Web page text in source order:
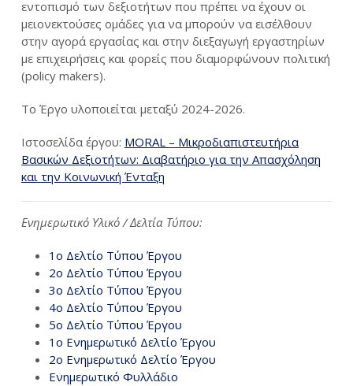
εντοπισμό των δεξιοτήτων που πρέπει να έχουν οι
μειονεκτούσες ομάδες για να μπορούν να εισέλθουν
στην αγορά εργασίας και στην διεξαγωγή εργαστηρίων
με επιχειρήσεις και φορείς που διαμορφώνουν πολιτική
(policy makers).
Το Έργο υλοποιείται μεταξύ 2024-2026.
Ιστοσελίδα έργου: MORAL – Μικροδιαπιστευτήρια
Βασικών Δεξιοτήτων: Διαβατήριο για την Απασχόληση
και την Κοινωνική Ένταξη
Ενημερωτικό Υλικό / Δελτία Τύπου:
1ο Δελτίο Τύπου Έργου
2ο Δελτίο Τύπου Έργου
3ο Δελτίο Τύπου Έργου
4ο Δελτίο Τύπου Έργου
5ο Δελτίο Τύπου Έργου
1ο Ενημερωτικό Δελτίο Έργου
2ο Ενημερωτικό Δελτίο Έργου
Ενημερωτικό Φυλλάδιο